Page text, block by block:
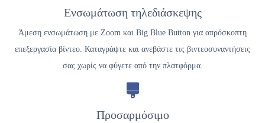
Ενσωμάτωση τηλεδιάσκεψης
Άμεση ενσωμάτωση με Zoom και Big Blue Button για απρόσκοπτη
επεξεργασία βίντεο. Καταγράψτε και ανεβάστε τις βιντεοσυναντήσεις
σας χωρίς να φύγετε από την πλατφόρμα.
Προσαρμόσιμο